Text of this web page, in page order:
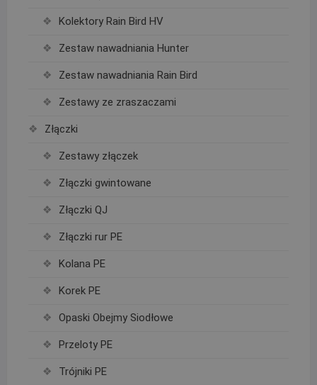
Kolektory Rain Bird HV
Zestaw nawadniania Hunter
Zestaw nawadniania Rain Bird
Zestawy ze zraszaczami
Złączki
Zestawy złączek
Złączki gwintowane
Złączki QJ
Złączki rur PE
Kolana PE
Korek PE
Opaski Obejmy Siodłowe
Przeloty PE
Trójniki PE